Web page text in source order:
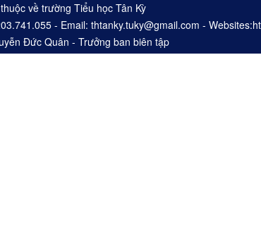
về trường Tiểu học Tân Kỳ
- Email: thtanky.tuky@gmail.com -
Đức Quân - Trưởng ban biên tập